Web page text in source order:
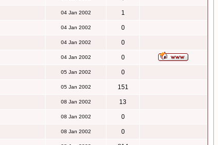
04 Jan 2002 1
04 Jan 2002 0
04 Jan 2002 0
04 Jan 2002 0
05 Jan 2002 0
05 Jan 2002 151
08 Jan 2002 13
08 Jan 2002 0
08 Jan 2002 0